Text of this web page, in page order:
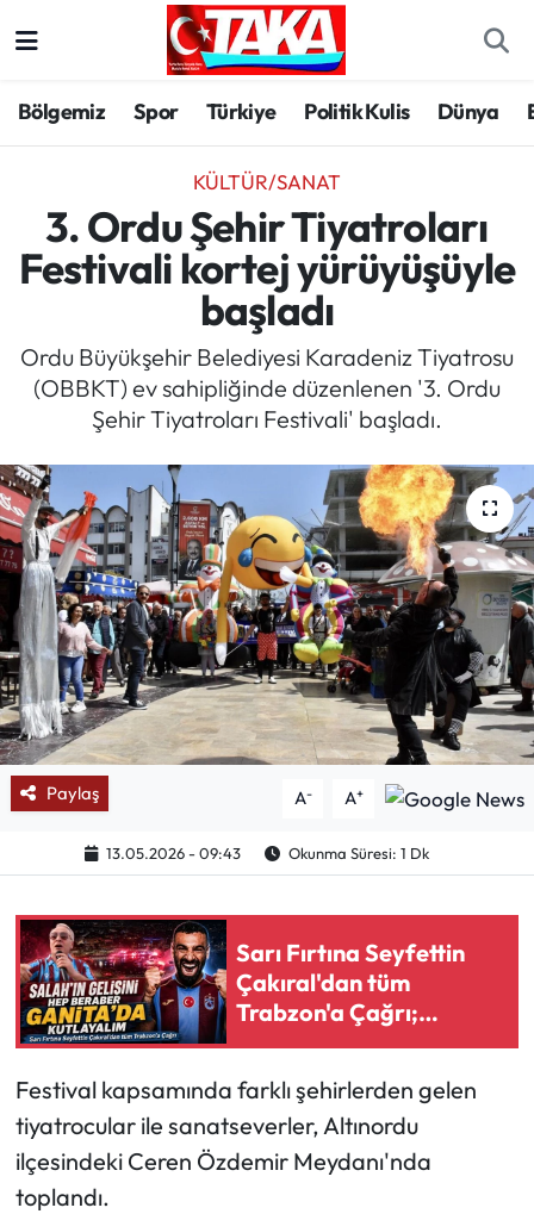
Bölgemiz Spor Türkiye Politik Kulis Dünya
KÜLTÜR/SANAT
3. Ordu Şehir Tiyatroları
Festivali kortej yürüyüşüyle
başladı
Ordu Büyükşehir Belediyesi Karadeniz Tiyatrosu
(OBBKT) ev sahipliğinde düzenlenen '3. Ordu
Şehir Tiyatroları Festivali' başladı.
Paylaş A- A+
13.05.2026 - 09:43 Okunma Süresi: 1 Dk
Sarı Fırtına Seyfettin
Çakıral'dan tüm
Trabzon'a Çağrı;
“Salah’ın Gelişini Hep
Kutlayalım”
Festival kapsamında farklı şehirlerden gelen
tiyatrocular ile sanatseverler, Altınordu
ilçesindeki Ceren Özdemir Meydanı'nda
toplandı.
Spor
Türkiye
Kültür/Sanat
Politik Kulis
Magazin
Mektup Galeri
Röportaj
Manşet
Köşe Yazıları
Karikatür Galeri
BIK
ASTROLOJİ
Spor Yazıları
Ekonomi
Sağlık
Trabzon Hava Durumu
Trabzon Trafik Yoğunluk Haritası
Süper Lig Puan Durumu ve Fikstür
Tüm Manşetler
Son Dakika Haberleri